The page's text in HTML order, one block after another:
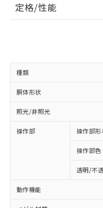
定格/性能
種類
胴体形状
照光/非照光
操作部 操作部形
操作部色
透明/不
動作機能